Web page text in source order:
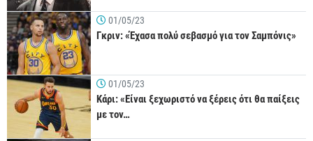
01/05/23
Γκριν: «Έχασα πολύ σεβασμό για τον Σαμπόνις»
01/05/23
Κάρι: «Είναι ξεχωριστό να ξέρεις ότι θα παίξεις
με τον…